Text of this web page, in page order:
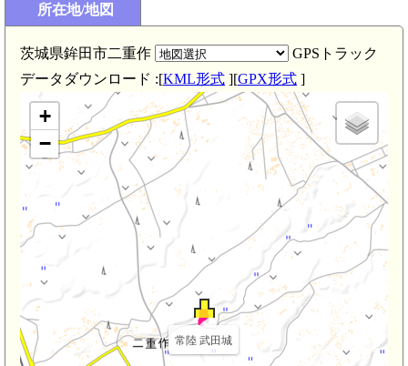
所在地/地図
茨城県鉾田市二重作
GPSトラック
データダウンロード :[KML形式 ][GPX形式 ]
常陸 武田城
+
−